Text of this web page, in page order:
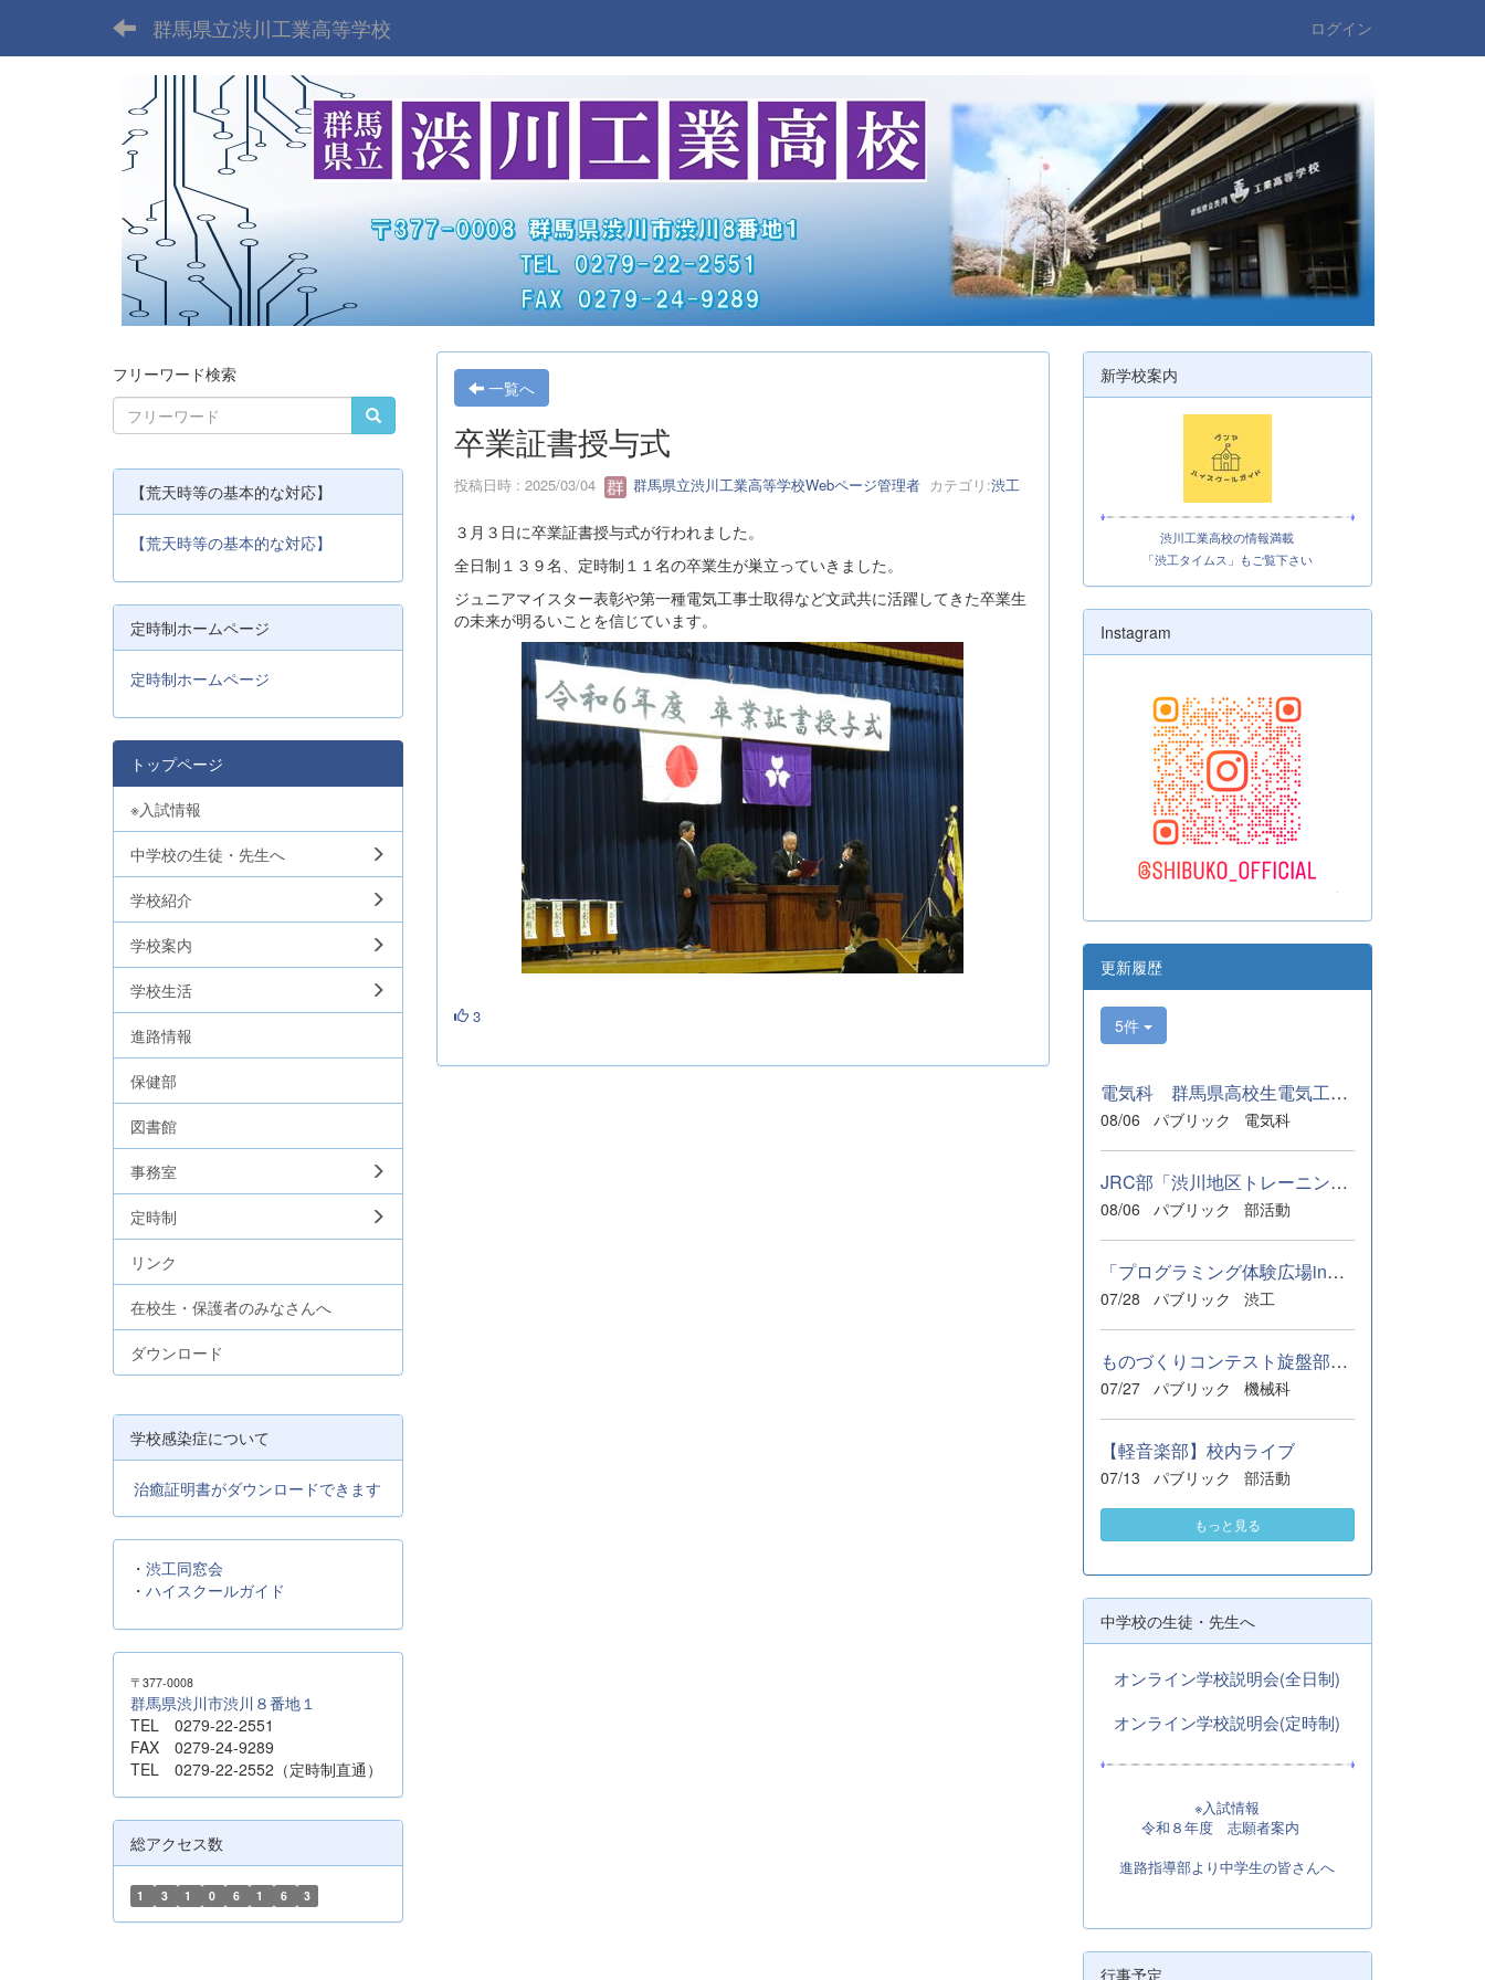
群馬県立渋川工業高等学校 ログイン
一覧へ
卒業証書授与式
投稿日時 : 2025/03/04 群馬県立渋川工業高等学校Webページ管理者カテゴリ:渋工
３月３日に卒業証書授与式が行われました。
全日制１３９名、定時制１１名の卒業生が巣立っていきました。
ジュニアマイスター表彰や第一種電気工事士取得など文武共に活躍してきた卒業生
の未来が明るいことを信じています。
3
フリーワード検索
【荒天時等の基本的な対応】
【荒天時等の基本的な対応】
定時制ホームページ
定時制ホームページ
トップページ
※入試情報
中学校の生徒・先生へ
学校紹介
学校案内
学校生活
進路情報
保健部
図書館
事務室
定時制
リンク
在校生・保護者のみなさんへ
ダウンロード
学校感染症について
治癒証明書がダウンロードできます
・ 渋工同窓会
・ ハイスクールガイド
〒377-0008
群馬県渋川市渋川８番地１
TEL 0279-22-2551
FAX 0279-24-9289
TEL 0279-22-2552（定時制直通）
総アクセス数
1 3 1 0 6 1 6 3
新学校案内
渋川工業高校の情報満載
「渋工タイムス」もご覧下さい
Instagram
更新履歴
5件
電気科 群馬県高校生電気工事技能競技会 準優勝
08/06 パブリック 電気科
JRC部「渋川地区トレーニングセンター」に参加
08/06 パブリック 部活動
「プログラミング体験広場in渋川」
07/28 パブリック 渋工
ものづくりコンテスト旋盤部門 群馬県大会
07/27 パブリック 機械科
【軽音楽部】校内ライブ
07/13 パブリック 部活動
もっと見る
中学校の生徒・先生へ
オンライン学校説明会(全日制)
オンライン学校説明会(定時制)
※入試情報
令和８年度 志願者案内
進路指導部より中学生の皆さんへ
行事予定